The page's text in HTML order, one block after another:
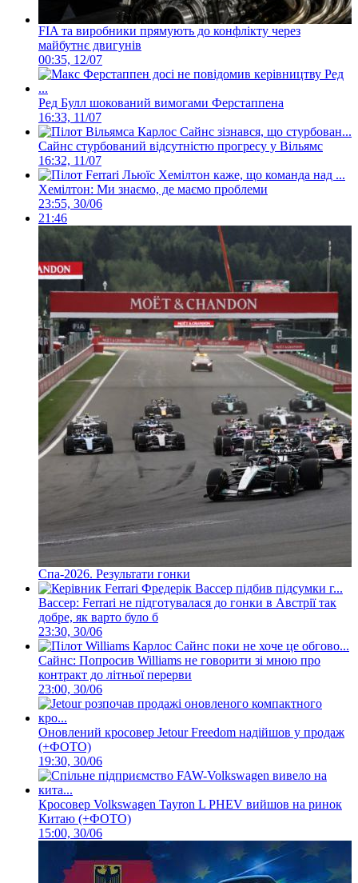
FIA та виробники прямують до конфлікту через
майбутнє двигунів
00:35, 12/07
Ред Булл шокований вимогами Ферстаппена
16:33, 11/07
Сайнс стурбований відсутністю прогресу у Вільямс
16:32, 11/07
Хемілтон: Ми знаємо, де маємо проблеми
23:55, 30/06
21:46
Спа-2026. Результати гонки
Вассер: Ferrari не підготувалася до гонки в Австрії так
добре, як варто було б
23:30, 30/06
Сайнс: Попросив Williams не говорити зі мною про
контракт до літньої перерви
23:00, 30/06
Оновлений кросовер Jetour Freedom надійшов у продаж
(+ФОТО)
19:30, 30/06
Кросовер Volkswagen Tayron L PHEV вийшов на ринок
Китаю (+ФОТО)
15:00, 30/06